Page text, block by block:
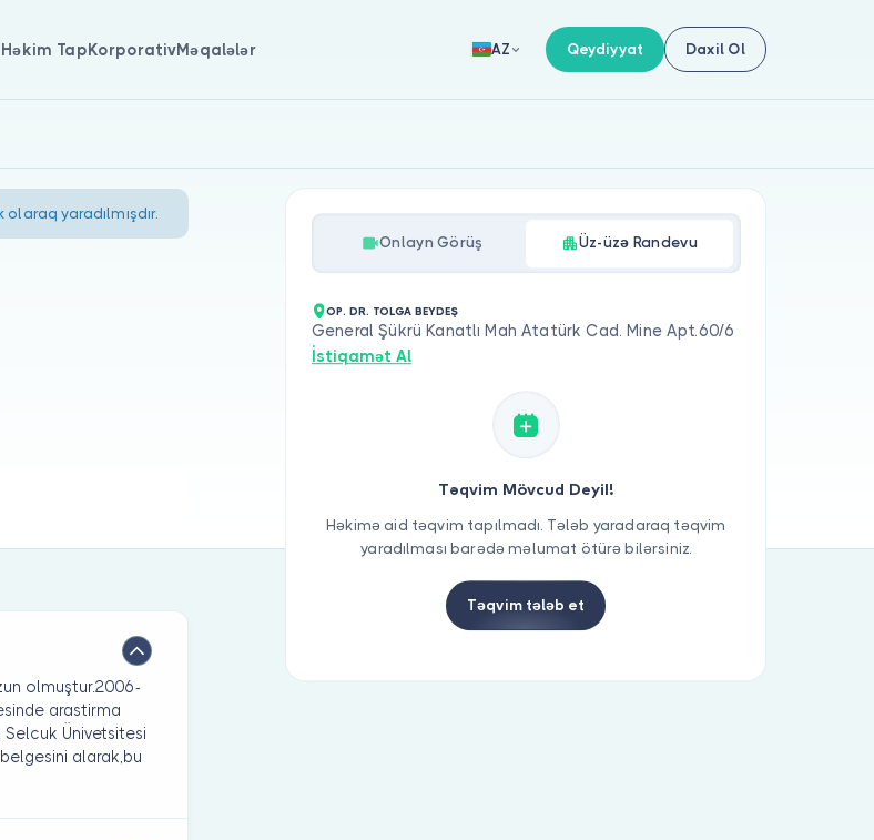
Həkim TapKorporativMəqalələr AZ Qeydiyyat Daxil Ol
yaradılmışdır.
olmuştur.2006-
arastirma
Selcuk Ünivetsitesi
alarak,bu
Onlayn Görüş Üz-üzə Randevu
OP. DR. TOLGA BEYDEŞ
General Şükrü Kanatlı Mah Atatürk Cad. Mine Apt.60/6
İstiqamət Al
Təqvim Mövcud Deyil!
Həkimə aid təqvim tapılmadı. Tələb yaradaraq təqvim
yaradılması barədə məlumat ötürə bilərsiniz.
Təqvim tələb et